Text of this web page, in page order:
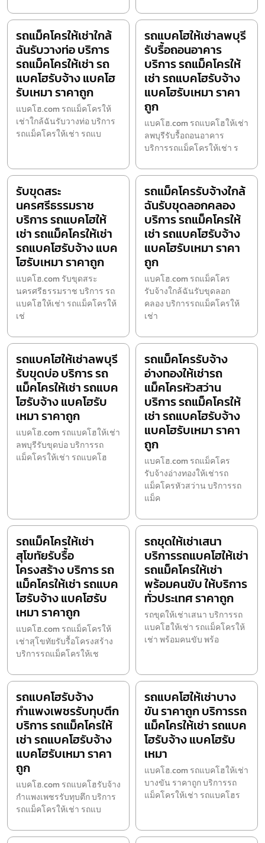
รถแม็คโครให้เช่าใกล้
ฉันรับวางท่อ บริการ
รถแม็คโครให้เช่า รถ
แบคโฮรับจ้าง แบคโฮ
รับเหมา ราคาถูก
แบคโฮ.com รถแม็คโครให้
เช่าใกล้ฉันรับวางท่อ บริการ
รถแม็คโครให้เช่า รถแบ
รถแบคโฮให้เช่าลพบุรี
รับรื้อถอนอาคาร
บริการ รถแม็คโครให้
เช่า รถแบคโฮรับจ้าง
แบคโฮรับเหมา ราคา
ถูก
แบคโฮ.com รถแบคโฮให้เช่า
ลพบุรีรับรื้อถอนอาคาร
บริการรถแม็คโครให้เช่า ร
รับขุดสระ
นครศรีธรรมราช
บริการ รถแบคโฮให้
เช่า รถแม็คโครให้เช่า
รถแบคโฮรับจ้าง แบค
โฮรับเหมา ราคาถูก
แบคโฮ.com รับขุดสระ
นครศรีธรรมราช บริการ รถ
แบคโฮให้เช่า รถแม็คโครให้
เช่
รถแม็คโครรับจ้างใกล้
ฉันรับขุดลอกคลอง
บริการ รถแม็คโครให้
เช่า รถแบคโฮรับจ้าง
แบคโฮรับเหมา ราคา
ถูก
แบคโฮ.com รถแม็คโคร
รับจ้างใกล้ฉันรับขุดลอก
คลอง บริการรถแม็คโครให้
เช่า
รถแบคโฮให้เช่าลพบุรี
รับขุดบ่อ บริการ รถ
แม็คโครให้เช่า รถแบค
โฮรับจ้าง แบคโฮรับ
เหมา ราคาถูก
แบคโฮ.com รถแบคโฮให้เช่า
ลพบุรีรับขุดบ่อ บริการรถ
แม็คโครให้เช่า รถแบคโฮ
รถแม็คโครรับจ้าง
อ่างทองให้เช่ารถ
แม็คโครหัวสว่าน
บริการ รถแม็คโครให้
เช่า รถแบคโฮรับจ้าง
แบคโฮรับเหมา ราคา
ถูก
แบคโฮ.com รถแม็คโคร
รับจ้างอ่างทองให้เช่ารถ
แม็คโครหัวสว่าน บริการรถ
แม็ค
รถแม็คโครให้เช่า
สุโขทัยรับรื้อ
โครงสร้าง บริการ รถ
แม็คโครให้เช่า รถแบค
โฮรับจ้าง แบคโฮรับ
เหมา ราคาถูก
แบคโฮ.com รถแม็คโครให้
เช่าสุโขทัยรับรื้อโครงสร้าง
บริการรถแม็คโครให้เช
รถขุดให้เช่าเสนา
บริการรถแบคโฮให้เช่า
รถแม็คโครให้เช่า
พร้อมคนขับ ให้บริการ
ทั่วประเทศ ราคาถูก
รถขุดให้เช่าเสนา บริการรถ
แบคโฮให้เช่า รถแม็คโครให้
เช่า พร้อมคนขับ พร้อ
รถแบคโฮรับจ้าง
กำแพงเพชรรับทุบตึก
บริการ รถแม็คโครให้
เช่า รถแบคโฮรับจ้าง
แบคโฮรับเหมา ราคา
ถูก
แบคโฮ.com รถแบคโฮรับจ้าง
กำแพงเพชรรับทุบตึก บริการ
รถแม็คโครให้เช่า รถแบ
รถแบคโฮให้เช่าบาง
ขัน ราคาถูก บริการรถ
แม็คโครให้เช่า รถแบค
โฮรับจ้าง แบคโฮรับ
เหมา
แบคโฮ.com รถแบคโฮให้เช่า
บางขัน ราคาถูก บริการรถ
แม็คโครให้เช่า รถแบคโฮร